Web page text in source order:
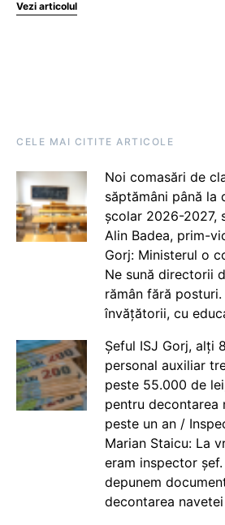
Vezi articolul
CELE MAI CITITE ARTICOLE
Noi comasări de
săptămâni până la
școlar 2026-2027,
Alin Badea, prim-
Gorj: Ministerul o
Ne sună directorii
rămân fără
învățătorii, cu
Șeful ISJ Gorj, alți
personal auxiliar
peste 55.000 de
pentru decontarea
peste un an /
Marian Staicu: La
eram inspector
depunem
decontarea navetei